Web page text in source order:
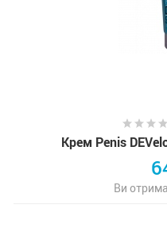
Крем Penis
Ви